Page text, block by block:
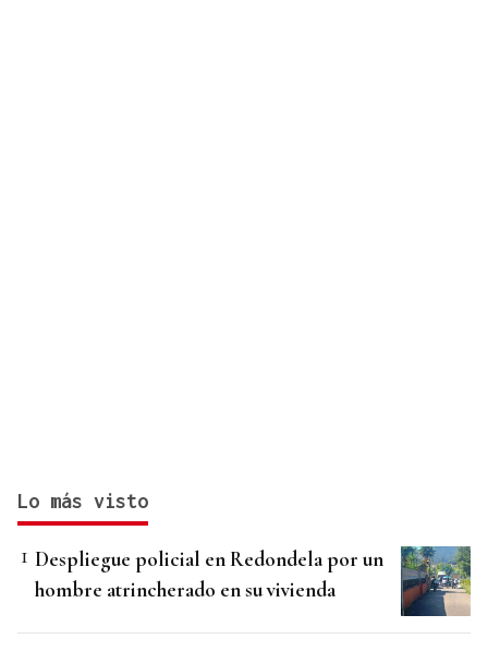
Lo más visto
Despliegue policial en Redondela por un
hombre atrincherado en su vivienda